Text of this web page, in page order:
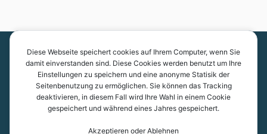
Kantonsschule Kreuzlingen
Pestalozzistrasse 7
8280 Kreuzlingen
Diese Webseite speichert cookies auf Ihrem Computer, wenn Sie
damit einverstanden sind. Diese Cookies werden benutzt um Ihre
Einstellungen zu speichern und eine anonyme Statisik der
Seitenbenutzung zu ermöglichen. Sie können das Tracking
deaktivieren, in diesem Fall wird Ihre Wahl in einem Cookie
gespeichert und während eines Jahres gespeichert.
Akzeptieren oder Ablehnen